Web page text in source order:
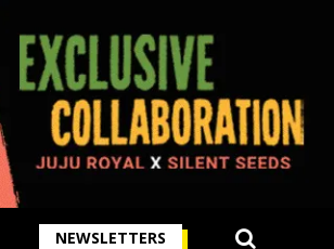
NEWSLETTERS